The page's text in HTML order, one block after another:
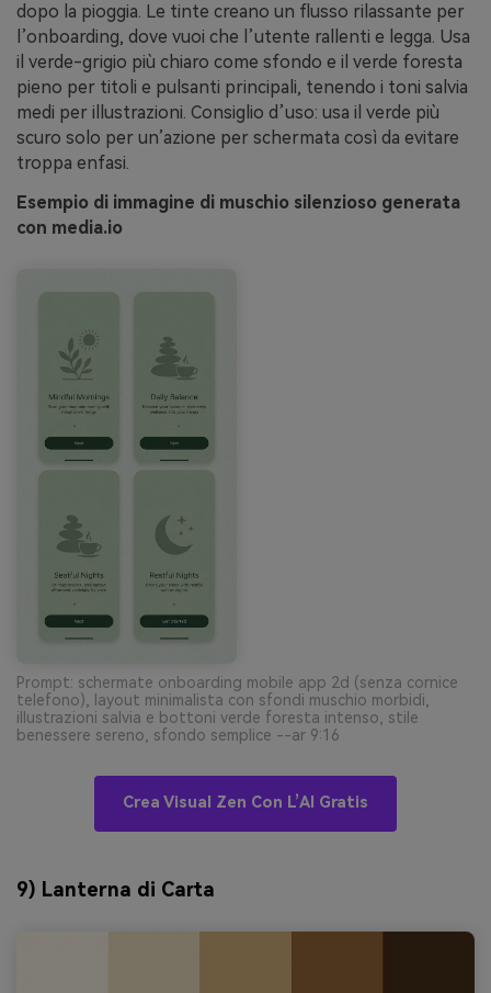
dopo la pioggia. Le tinte creano un flusso rilassante per
l’onboarding, dove vuoi che l’utente rallenti e legga. Usa
il verde-grigio più chiaro come sfondo e il verde foresta
pieno per titoli e pulsanti principali, tenendo i toni salvia
medi per illustrazioni. Consiglio d’uso: usa il verde più
scuro solo per un’azione per schermata così da evitare
troppa enfasi.
Esempio di immagine di muschio silenzioso generata
con media.io
Prompt: schermate onboarding mobile app 2d (senza cornice
telefono), layout minimalista con sfondi muschio morbidi,
illustrazioni salvia e bottoni verde foresta intenso, stile
benessere sereno, sfondo semplice --ar 9:16
Crea Visual Zen Con L’AI Gratis
9) Lanterna di Carta